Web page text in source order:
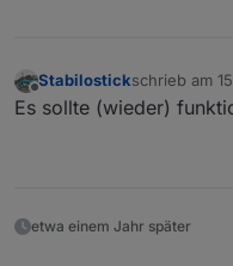
Offline
Stabilostickschrieb am
zuletzt
Es sollte (wieder)
etwa einem Jahr später